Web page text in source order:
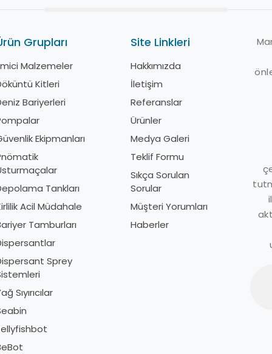
Grupları
Malzemeler
Kitleri
Bariyerleri
Ekipmanları
Tankları
Acil Müdahale
Tamburları
Sprey
Sıyırıcılar
Site Linkleri
Hakkımızda
İletişim
Referanslar
Ürünler
Medya Galeri
Teklif Formu
Sıkça Sorulan
Sorular
Müşteri Yorumları
Haberler